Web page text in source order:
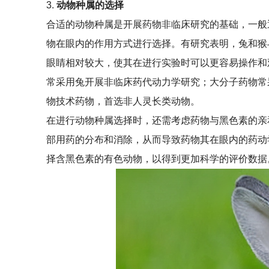
3. 动物种属的选择
合适的动物种属是开展药物非临床研究的基础，一
物在眼内的作用方式进行选择。有研究表明，兔和
眼睛相对较大，使其在进行实验时可以更容易操作
常采用兔开展非临床药代动力学研究；大分子药物
物技术药物，首选非人灵长类动物。
在进行动物种属选择时，还需考虑药物与黑色素的
部用药的分布和消除，从而导致药物其在眼内的药
择含黑色素的有色动物，以得到更加科学的评价数据